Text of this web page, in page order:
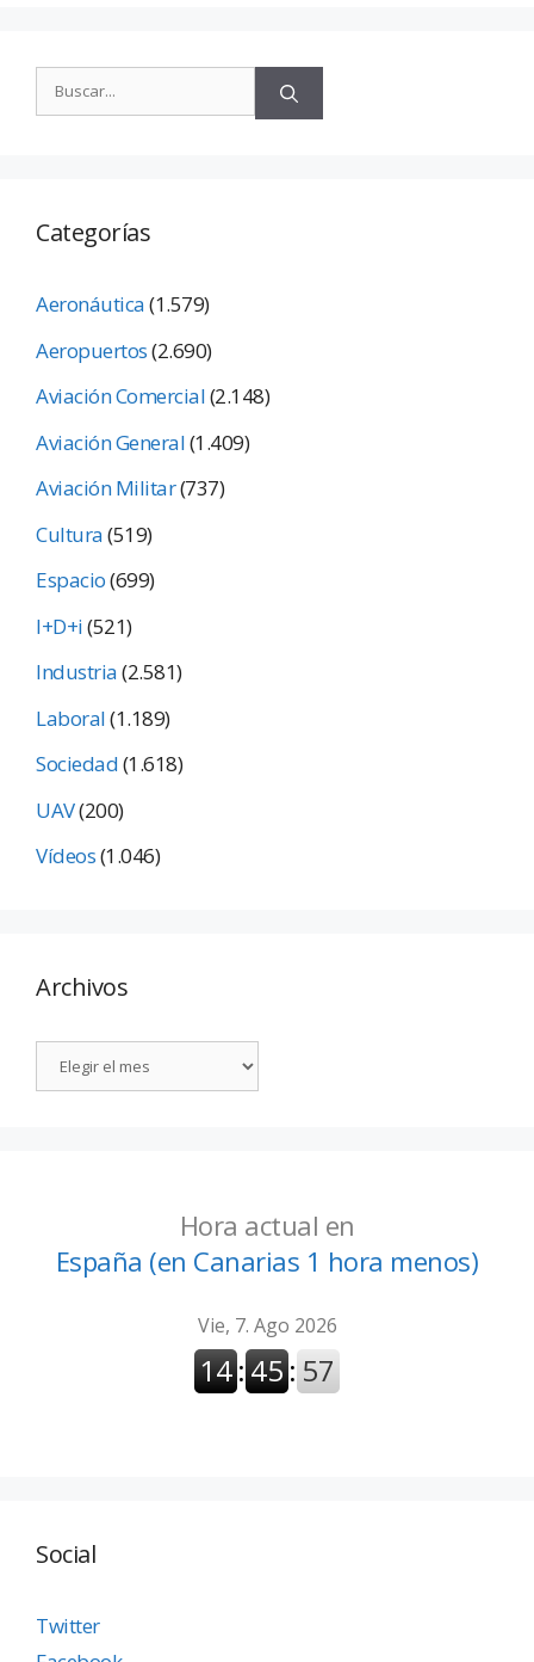
Categorías
Aeronáutica(1.579)
Aeropuertos(2.690)
Aviación Comercial(2.148)
Aviación General(1.409)
Aviación Militar(737)
Cultura(519)
Espacio(699)
I+D+i(521)
Industria(2.581)
Laboral(1.189)
Sociedad(1.618)
UAV(200)
Vídeos(1.046)
Archivos
Hora actual en
España (en Canarias 1 hora menos)
Social
Twitter